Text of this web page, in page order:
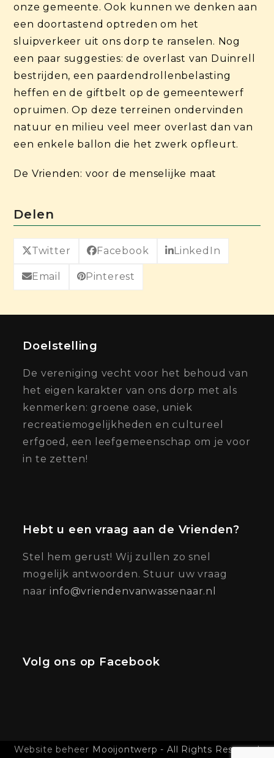
onze gemeente. Ook kunnen we denken aan
een doortastend optreden om het
sluipverkeer uit ons dorp te ranselen. Nog
een paar suggesties: de overlast van Duinrell
bestrijden, een paardendrollenbelasting
heffen en de giftbelt op de gemeentewerf
opruimen. Op deze terreinen ondervinden
natuur en milieu veel meer overlast dan van
een enkele ballon die het zwerk opfleurt.
De Vrienden: voor de menselijke maat
Delen
Twitter Facebook LinkedIn
Email Pinterest
Doelstelling
De vereniging vecht voor het behoud van
het eigen karakter van ons dorp met als
kenmerken: groene oase, uniek
recreatiemogelijkheden en cultureel
erfgoed, een leefgemeenschap om je voor
in te zetten!
Hebt u een vraag aan de Vrienden?
Stel hem gerust! Wij zullen zo snel
mogelijk antwoorden. Stuur uw vraag
naarinfo@vriendenvanwassenaar.nl
Volg ons op Facebook
Website beheer Mooijontwerp - All Rights Reserved